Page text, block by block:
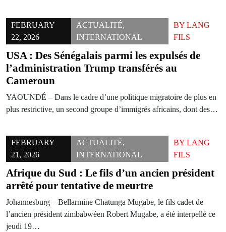
FEBRUARY
22, 2026
ACTUALITÉ,
INTERNATIONAL
BYLANG
FILS
USA : Des Sénégalais parmi les expulsés de
l’administration Trump transférés au
Cameroun
YAOUNDÉ – Dans le cadre d’une politique migratoire de plus en
plus restrictive, un second groupe d’immigrés africains, dont des…
FEBRUARY
21, 2026
ACTUALITÉ,
INTERNATIONAL
BYLANG
FILS
Afrique du Sud : Le fils d’un ancien président
arrêté pour tentative de meurtre
Johannesburg – Bellarmine Chatunga Mugabe, le fils cadet de
l’ancien président zimbabwéen Robert Mugabe, a été interpellé ce
jeudi 19…